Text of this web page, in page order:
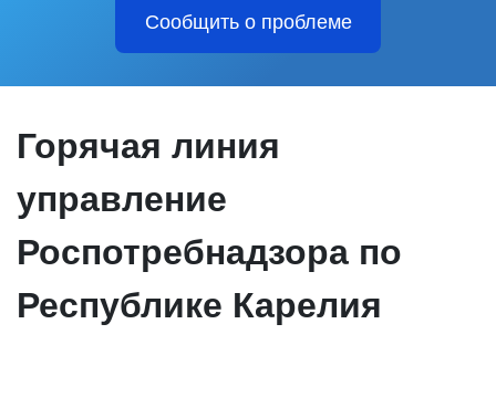
Сообщить о проблеме
Горячая линия
управление
Роспотребнадзора по
Республике Карелия